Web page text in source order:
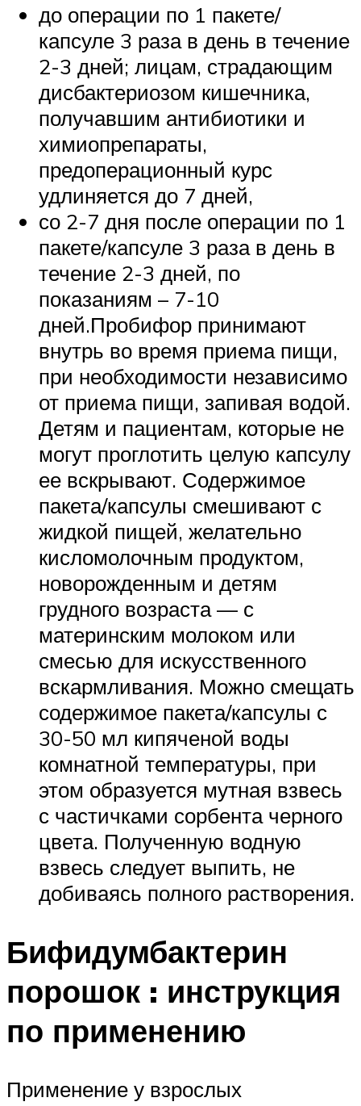
до операции по 1 пакете/
капсуле 3 раза в день в течение
2-3 дней; лицам, страдающим
дисбактериозом кишечника,
получавшим антибиотики и
химиопрепараты,
предоперационный курс
удлиняется до 7 дней,
со 2-7 дня после операции по 1
пакете/капсуле 3 раза в день в
течение 2-3 дней, по
показаниям – 7-10
дней.Пробифор принимают
внутрь во время приема пищи,
при необходимости независимо
от приема пищи, запивая водой.
Детям и пациентам, которые не
могут проглотить целую капсулу
ее вскрывают. Содержимое
пакета/капсулы смешивают с
жидкой пищей, желательно
кисломолочным продуктом,
новорожденным и детям
грудного возраста — с
материнским молоком или
смесью для искусственного
вскармливания. Можно смещать
содержимое пакета/капсулы с
30-50 мл кипяченой воды
комнатной температуры, при
этом образуется мутная взвесь
с частичками сорбента черного
цвета. Полученную водную
взвесь следует выпить, не
добиваясь полного растворения.
Бифидумбактерин
порошок : инструкция
по применению
Применение у взрослых